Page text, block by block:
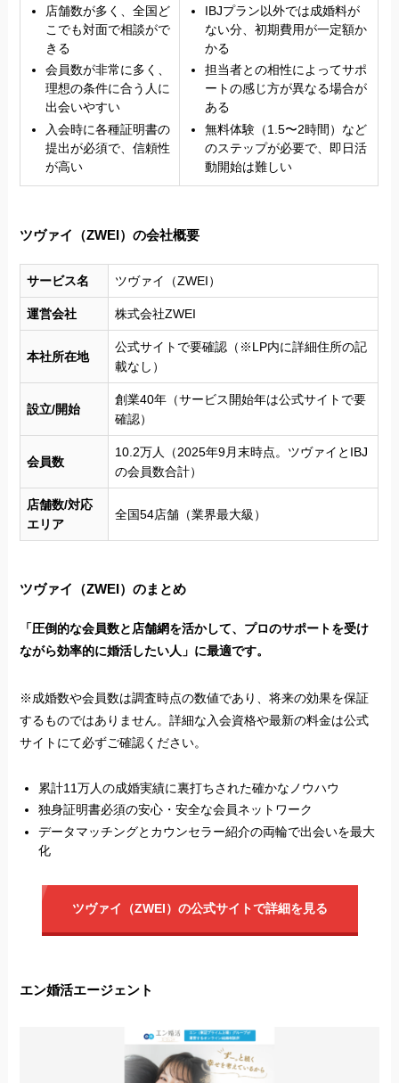
店舗数が多く、全国ど
こでも対面で相談がで
きる
会員数が非常に多く、
理想の条件に合う人に
出会いやすい
入会時に各種証明書の
提出が必須で、信頼性
が高い
IBJプラン以外では成婚料が
ない分、初期費用が一定額か
かる
担当者との相性によってサポ
ートの感じ方が異なる場合が
ある
無料体験（1.5〜2時間）など
のステップが必要で、即日活
動開始は難しい
ツヴァイ（ZWEI）の会社概要
サービス名 ツヴァイ（ZWEI）
運営会社 株式会社ZWEI
本社所在地
公式サイトで要確認（※LP内に詳細住所の記
載なし）
設立/開始
創業40年（サービス開始年は公式サイトで要
確認）
会員数
10.2万人（2025年9月末時点。ツヴァイとIBJ
の会員数合計）
店舗数/対応
エリア
全国54店舗（業界最大級）
ツヴァイ（ZWEI）のまとめ
「圧倒的な会員数と店舗網を活かして、プロのサポートを受け
ながら効率的に婚活したい人」に最適です。
※成婚数や会員数は調査時点の数値であり、将来の効果を保証
するものではありません。詳細な入会資格や最新の料金は公式
サイトにて必ずご確認ください。
累計11万人の成婚実績に裏打ちされた確かなノウハウ
独身証明書必須の安心・安全な会員ネットワーク
データマッチングとカウンセラー紹介の両輪で出会いを最大
化
ツヴァイ（ZWEI）の公式サイトで詳細を見る
エン婚活エージェント